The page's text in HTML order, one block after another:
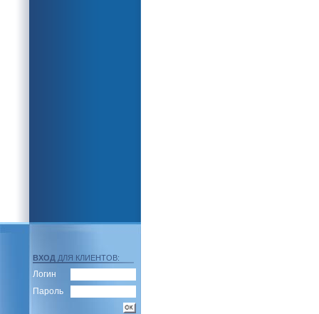
ВХОД ДЛЯ КЛИЕНТОВ:
Логин
Пароль